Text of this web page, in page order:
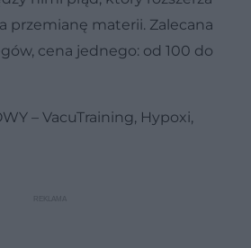
przemianę materii. Zalecana
cena jednego: od 100 do
– VacuTraining, Hypoxi,